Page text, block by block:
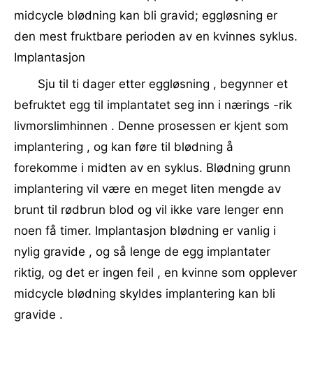
midcycle blødning kan bli gravid; eggløsning er
den mest fruktbare perioden av en kvinnes syklus.
Implantasjon
Sju til ti dager etter eggløsning , begynner et
befruktet egg til implantatet seg inn i nærings -rik
livmorslimhinnen . Denne prosessen er kjent som
implantering , og kan føre til blødning å
forekomme i midten av en syklus. Blødning grunn
implantering vil være en meget liten mengde av
brunt til rødbrun blod og vil ikke vare lenger enn
noen få timer. Implantasjon blødning er vanlig i
nylig gravide , og så lenge de egg implantater
riktig, og det er ingen feil , en kvinne som opplever
midcycle blødning skyldes implantering kan bli
gravide .